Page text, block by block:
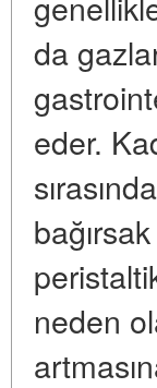
da
eder.
neden